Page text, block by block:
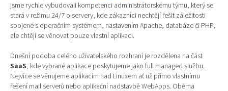
jsme rychle vybudovali kompetenci administrátorskému týmu, který se
stará v režimu 24/7 o servery, kde zákazníci nechtějí řešit záležitosti
spojené s operačním systémem, nastavením Apache, databáze či PHP,
ale chtějí se věnovat pouze vlastní aplikaci.
Dnešní podoba celého uživatelského rozhraní je rozdělena na část
SaaS, kde vybrané aplikace poskytujeme jako full managed službu.
Nejvíce se věnujeme aplikacím nad Linuxem ať už přímo vlastnímu
řešení mail serverů nebo aplikační nadstavbě WebApps. Oběma